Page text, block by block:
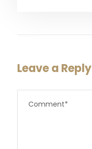
Leave a Reply